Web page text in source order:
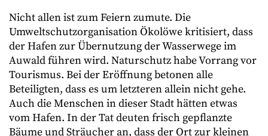
Nicht allen ist zum Feiern zumute. Die
Umweltschutzorganisation Ökolöwe kritisiert, dass
der Hafen zur Übernutzung der Wasserwege im
Auwald führen wird. Naturschutz habe Vorrang vor
Tourismus. Bei der Eröffnung betonen alle
Beteiligten, dass es um letzteren allein nicht gehe.
Auch die Menschen in dieser Stadt hätten etwas
vom Hafen. In der Tat deuten frisch gepflanzte
Bäume und Sträucher an, dass der Ort zur kleinen